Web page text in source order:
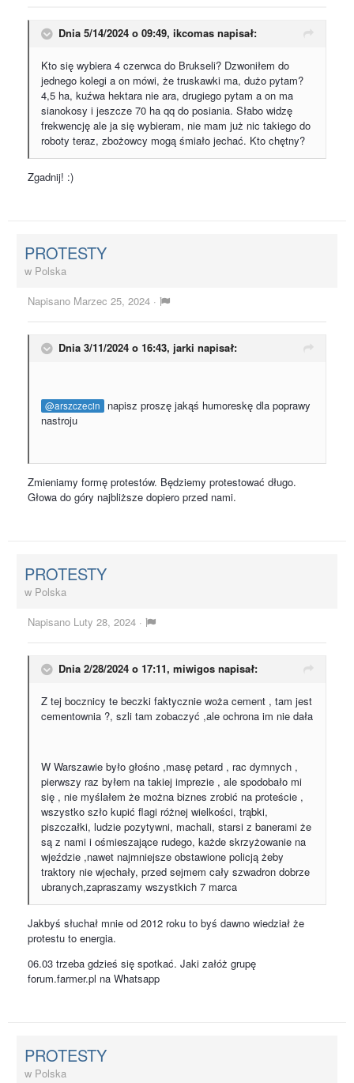
Dnia 5/14/2024 o 09:49, ikcomas napisał:
Kto się wybiera 4 czerwca do Brukseli? Dzwoniłem do
jednego kolegi a on mówi, że truskawki ma, dużo pytam?
4,5 ha, kuźwa hektara nie ara, drugiego pytam a on ma
sianokosy i jeszcze 70 ha qq do posiania. Słabo widzę
frekwencję ale ja się wybieram, nie mam już nic takiego do
roboty teraz, zbożowcy mogą śmiało jechać. Kto chętny?
Zgadnij! :)
PROTESTY
w Polska
Napisano Marzec 25, 2024 ·
Dnia 3/11/2024 o 16:43, jarki napisał:
@arszczecin
napisz proszę jakąś humoreskę dla poprawy
nastroju
Zmieniamy formę protestów. Będziemy protestować długo.
Głowa do góry najbliższe dopiero przed nami.
PROTESTY
w Polska
Napisano Luty 28, 2024 ·
Dnia 2/28/2024 o 17:11, miwigos napisał:
Z tej bocznicy te beczki faktycznie woża cement , tam jest
cementownia ?, szli tam zobaczyć ,ale ochrona im nie dała
W Warszawie było głośno ,masę petard , rac dymnych ,
pierwszy raz byłem na takiej imprezie , ale spodobało mi
się , nie myślałem że można biznes zrobić na proteście ,
wszystko szło kupić flagi różnej wielkości, trąbki,
piszczałki, ludzie pozytywni, machali, starsi z banerami że
są z nami i ośmieszające rudego, każde skrzyżowanie na
wjeździe ,nawet najmniejsze obstawione policją żeby
traktory nie wjechały, przed sejmem cały szwadron dobrze
ubranych,zapraszamy wszystkich 7 marca
Jakbyś słuchał mnie od 2012 roku to byś dawno wiedział że
protestu to energia.
06.03 trzeba gdzieś się spotkać. Jaki załóż grupę
forum.farmer.pl na Whatsapp
PROTESTY
w Polska